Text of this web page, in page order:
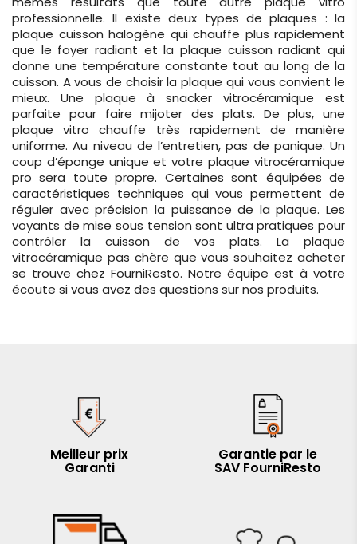
professionnelle. Il existe deux types de plaques : la
plaque cuisson halogène qui chauffe plus rapidement
que le foyer radiant et la plaque cuisson radiant qui
donne une température constante tout au long de la
cuisson. A vous de choisir la plaque qui vous convient le
mieux. Une plaque à snacker vitrocéramique est
parfaite pour faire mijoter des plats. De plus, une
plaque vitro chauffe très rapidement de manière
uniforme. Au niveau de l’entretien, pas de panique. Un
coup d’éponge unique et votre plaque vitrocéramique
pro sera toute propre. Certaines sont équipées de
caractéristiques techniques qui vous permettent de
réguler avec précision la puissance de la plaque. Les
voyants de mise sous tension sont ultra pratiques pour
contrôler la cuisson de vos plats. La plaque
vitrocéramique pas chère que vous souhaitez acheter
se trouve chez FourniResto. Notre équipe est à votre
écoute si vous avez des questions sur nos produits.
Meilleur prix
Garanti
Garantie par le
SAV FourniResto